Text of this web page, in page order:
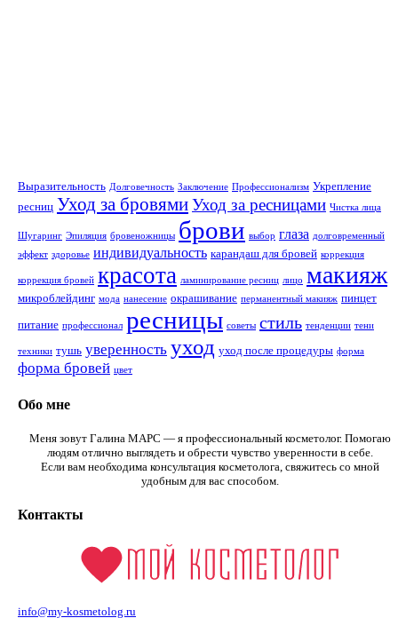
Выразительность Долговечность Заключение Профессионализм Укрепление
ресниц Уход за бровямиУход за ресницами Чистка лица
Шугаринг Эпиляция бровеножницы брови выбор глаза долговременный
эффект здоровье индивидуальность карандаш для бровей коррекция
коррекция бровей красота ламинирование ресниц лицо макияж
микроблейдинг мода нанесение окрашивание перманентный макияж пинцет
питание профессионал ресницы советы стиль тенденции тени
техники тушь уверенность уход уход после процедуры форма
форма бровей цвет
Обо мне
Меня зовут Галина МАРС — я профессиональный косметолог. Помогаю
людям отлично выглядеть и обрести чувство уверенности в себе.
Если вам необходима консультация косметолога, свяжитесь со мной
удобным для вас способом.
Контакты
info@my-kosmetolog.ru